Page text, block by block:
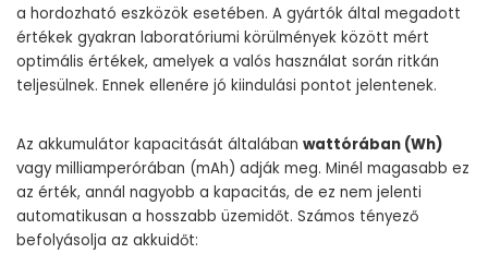
a hordozható eszközök esetében. A gyártók által megadott
értékek gyakran laboratóriumi körülmények között mért
optimális értékek, amelyek a valós használat során ritkán
teljesülnek. Ennek ellenére jó kiindulási pontot jelentenek.
Az akkumulátor kapacitását általában wattórában (Wh)
vagy milliamperórában (mAh) adják meg. Minél magasabb ez
az érték, annál nagyobb a kapacitás, de ez nem jelenti
automatikusan a hosszabb üzemidőt. Számos tényező
befolyásolja az akkuidőt: